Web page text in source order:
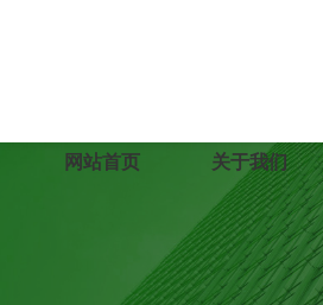
网站首页 关于我们